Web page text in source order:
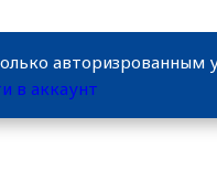
авторизрованным
в аккаунт